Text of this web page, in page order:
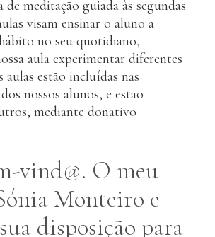
de meditação guiada às segundas
visam ensinar o aluno a
no seu quotidiano,
aula experimentar diferentes
aulas estão incluídas nas
nossos alunos, e estão
mediante donativo
vind@. O meu
Monteiro e
disposição para